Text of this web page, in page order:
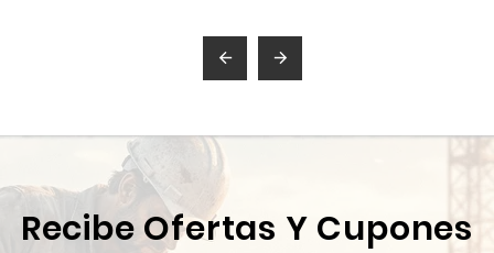
 
Recibe Ofertas Y Cupones